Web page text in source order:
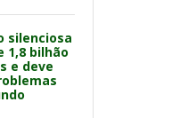
silenciosa
1,8 bilhão
e deve